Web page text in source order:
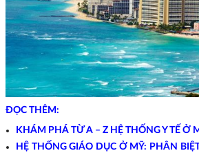
ĐỌC THÊM:
KHÁM PHÁ TỪ A – Z HỆ THỐNG Y TẾ Ở
HỆ THỐNG GIÁO DỤC Ở MỸ: PHÂN